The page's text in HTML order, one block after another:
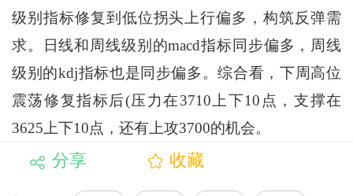
级别指标修复到低位拐头上行偏多，构筑反弹需
求。日线和周线级别的macd指标同步偏多，周线
级别的kdj指标也是同步偏多。综合看，下周高位
震荡修复指标后(压力在3710上下10点，支撑在
3625上下10点，还有上攻3700的机会。
分享 收藏